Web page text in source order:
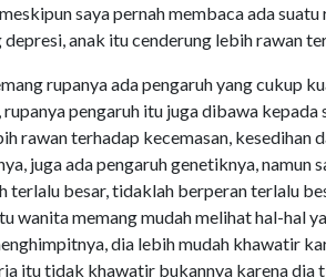
saya pernah membaca ada
anak itu cenderung lebih rawan
rupanya ada pengaruh yang cukup
rupanya pengaruh itu juga dibawa
rawan terhadap kecemasan, kesedihan
juga ada pengaruh genetiknya, namun
terlalu besar, tidaklah berperan terlalu
wanita memang mudah melihat hal-hal
dia lebih mudah khawatir
itu tidak khawatir bukannya karena dia